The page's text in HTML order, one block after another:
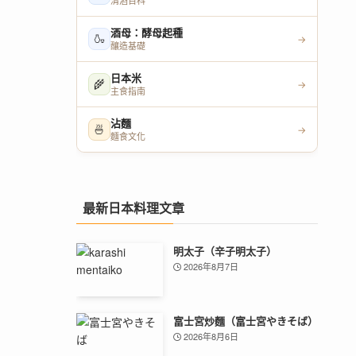
🍶 酒母：酵母起種
釀造基礎
→
🌾 日本米
主食指南
→
🍜 沾麵
麵食文化
→
最新日本料理文章
明太子（辛子明太子）
2026年8月7日
富士宮炒麵（富士宮やきそば）
2026年8月6日